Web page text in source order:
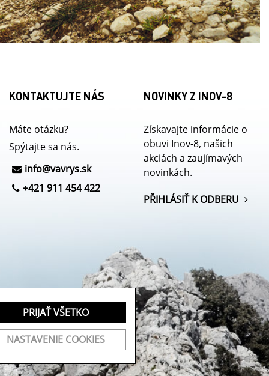
PRIJAŤ VŠETKO
NASTAVENIE COOKIES
KONTAKTUJTE NÁS
Máte otázku?
Spýtajte sa nás.
info@vavrys.sk
+421 911 454 422
NOVINKY Z INOV-8
Získavajte informácie o
obuvi Inov-8, našich
akciách a zaujímavých
novinkách.
PŘIHLÁSIŤ K ODBERU